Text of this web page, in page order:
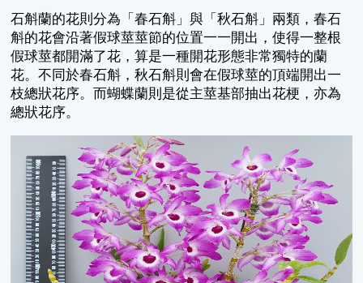
石斛蘭的花則分為「春石斛」與「秋石斛」兩類，春石
斛的花會沿著假球莖莖節的位置一一開出，使得一整根
假球莖都開滿了花，算是一種開花形態非常獨特的蘭
花。不同於春石斛，秋石斛則會在假球莖的頂端開出一
枝總狀花序。而蝴蝶蘭則是從主莖基部抽出花梗，亦為
總狀花序。